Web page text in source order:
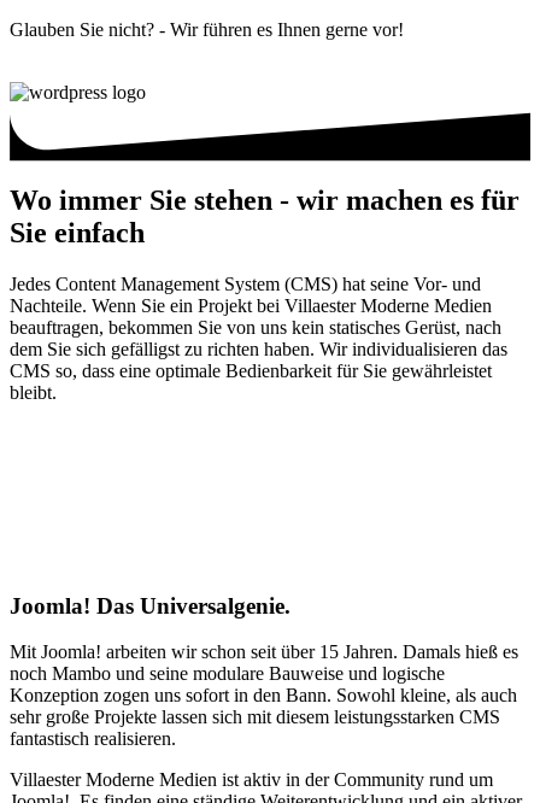
Glauben Sie nicht? - Wir führen es Ihnen gerne vor!
Wo immer Sie stehen - wir machen es für
Sie einfach
Jedes Content Management System (CMS) hat seine Vor- und
Nachteile. Wenn Sie ein Projekt bei Villaester Moderne Medien
beauftragen, bekommen Sie von uns kein statisches Gerüst, nach
dem Sie sich gefälligst zu richten haben. Wir individualisieren das
CMS so, dass eine optimale Bedienbarkeit für Sie gewährleistet
bleibt.
Joomla! Das Universalgenie.
Mit Joomla! arbeiten wir schon seit über 15 Jahren. Damals hieß es
noch Mambo und seine modulare Bauweise und logische
Konzeption zogen uns sofort in den Bann. Sowohl kleine, als auch
sehr große Projekte lassen sich mit diesem leistungsstarken CMS
fantastisch realisieren.
Villaester Moderne Medien ist aktiv in der Community rund um